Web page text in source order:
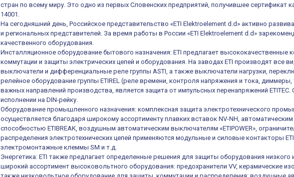
стран по всему миру. Это одно из первых Словенских предприятий, получившее сертификат
14001.
На сегодняшний день, Российское представительство «ETI Elektroelement d.d» активно
и региональных представителей. За время работы в России «ETI Elektroelement d.d»
качественного оборудования.
Инсталляционное оборудование бытового назначения: ETI предлагает высококачественные
коммутации и защиты электрических цепей и оборудования. На заводах ETI производят все
выключатели и дифференциальные реле группы ASTI, а также выключатели нагрузки,
релейное оборудование группы ETIREL (реле времени, контроля напряжения и тока,
важных направлений производства, является защита от импульсных перенапряжений
исполнении на DIN-рейку.
Оборудование промышленного назначения: комплексная защита электротехнического
осуществляется благодаря широкому ассортименту плавких вставок NV-NH,
способностью ETIBREAK, воздушным автоматическим выключателям «ETIPOWER»,
распределения электротехнических цепей применяются модульные и силовые контакторы
электромонтажные клеммы SM и т.д.
Энергетика: ETI также предлагает определенные решения для защиты оборудования
широкий ассортимент высоковольтного оборудования: предохранители VV, керамические